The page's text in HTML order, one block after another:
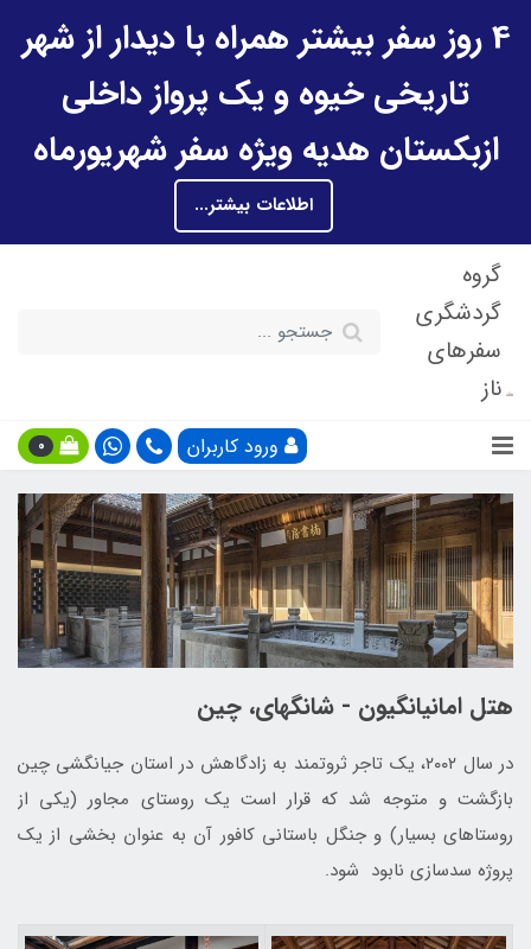
4 روز سفر بیشتر همراه با دیدار از شهر
تاریخی خیوه و یک پرواز داخلی
ازبکستان هدیه ویژه سفر شهریورماه
اطلاعات بیشتر...
گروه
گردشگری
سفرهای
ناز
ورود کاربران 0
هتل امانیانگیون - شانگهای، چین
در سال ۲۰۰۲، یک تاجر ثروتمند به زادگاهش در استان جیانگشی چین
بازگشت و متوجه شد که قرار است یک روستای مجاور (یکی از
روستاهای بسیار) و جنگل باستانی کافور آن به عنوان بخشی از یک
پروژه سدسازی نابود شود.